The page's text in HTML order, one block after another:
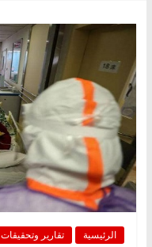
الرئيسية تقارير وتحقيقات